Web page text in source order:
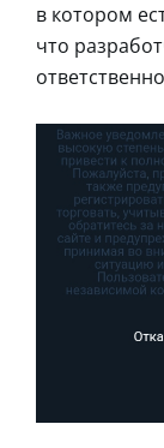
в котором
что